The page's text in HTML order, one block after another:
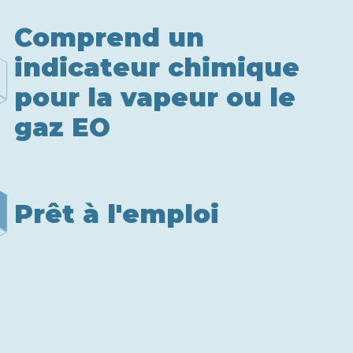
Comprend un
indicateur chimique
pour la vapeur ou le
gaz EO
Prêt à l'emploi